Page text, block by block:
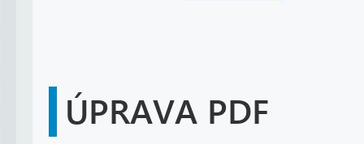
ÚPRAVA PDF